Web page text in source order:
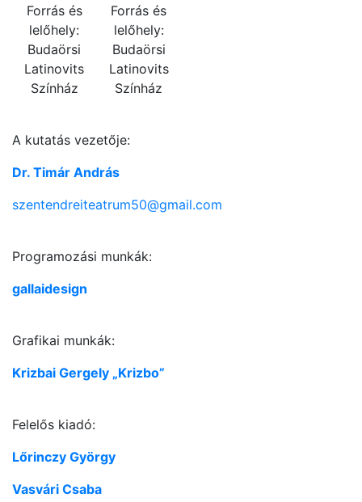
Forrás és
lelőhely:
Budaörsi
Latinovits
Színház
Forrás és
lelőhely:
Budaörsi
Latinovits
Színház
A kutatás vezetője:
Dr. Timár András
szentendreiteatrum50@gmail.com
Programozási munkák:
gallaidesign
Grafikai munkák:
Krizbai Gergely „Krizbo”
Felelős kiadó:
Lőrinczy György
Vasvári Csaba